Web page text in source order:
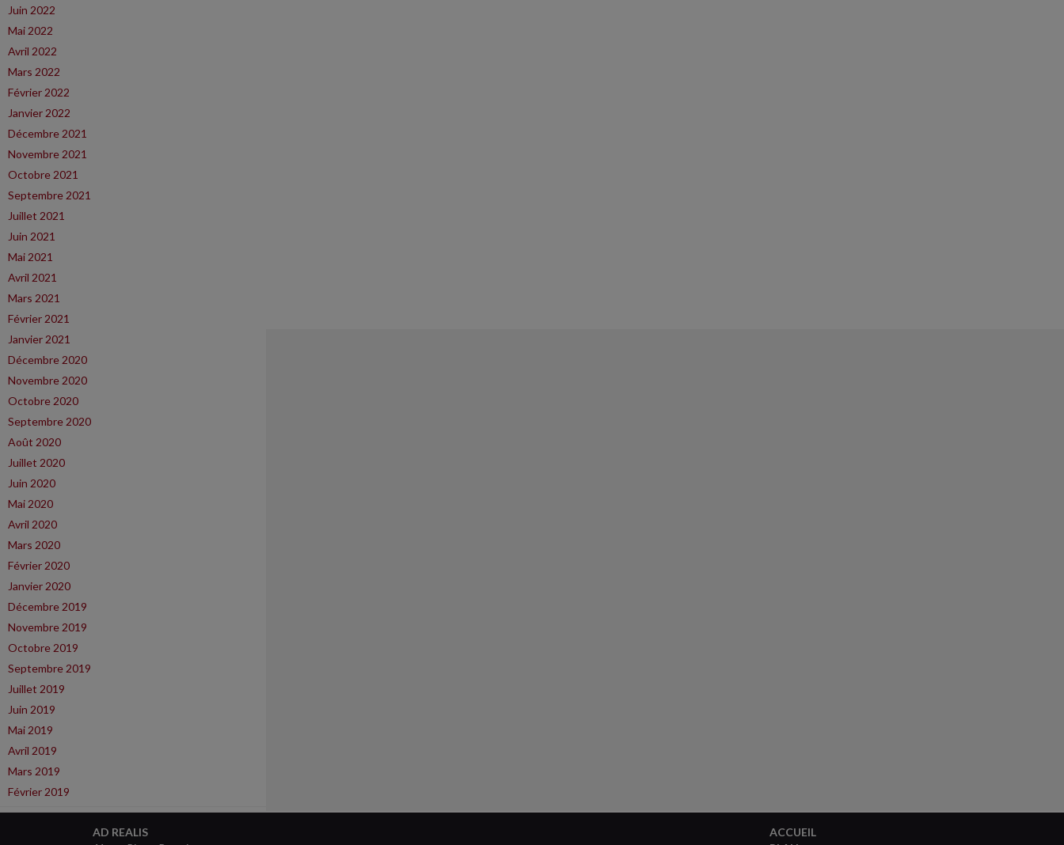
Juin 2022
Mai 2022
Avril 2022
Mars 2022
Février 2022
Janvier 2022
Décembre 2021
Novembre 2021
Octobre 2021
Septembre 2021
Juillet 2021
Juin 2021
Mai 2021
Avril 2021
Mars 2021
Février 2021
Janvier 2021
Décembre 2020
Novembre 2020
Octobre 2020
Septembre 2020
Août 2020
Juillet 2020
Juin 2020
Mai 2020
Avril 2020
Mars 2020
Février 2020
Janvier 2020
Décembre 2019
Novembre 2019
Octobre 2019
Septembre 2019
Juillet 2019
Juin 2019
Mai 2019
Avril 2019
Mars 2019
Février 2019
AD REALIS
ACCUEIL